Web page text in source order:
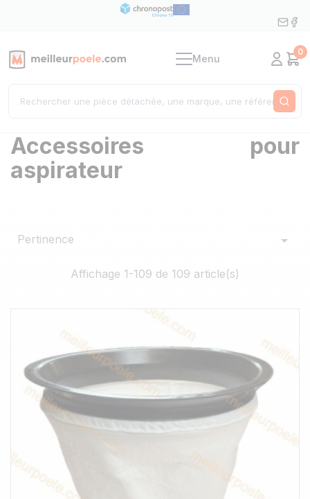
Menu Mon
0
Accessoires pour
aspirateur
Pertinence 
Affichage 1-109 de 109 article(s)